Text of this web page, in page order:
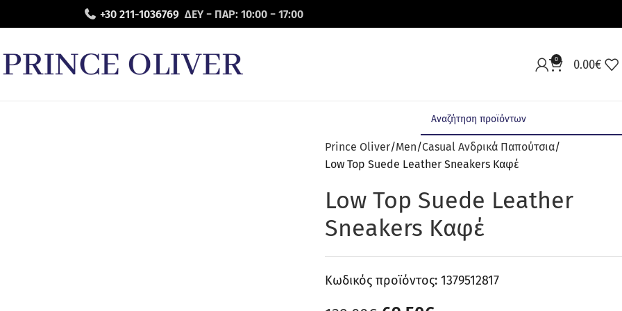
+30 211-1036769 ΔΕΥ − ΠΑΡ: 10:00 − 17:00
0 0.00€
Prince Oliver Men Casual Ανδρικά Παπούτσια
Low Top Suede Leather Sneakers Καφέ
Low Top Suede Leather
Sneakers Καφέ
Κωδικός προϊόντος: 1379512817